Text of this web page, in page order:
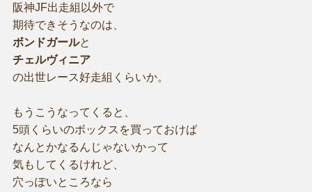
阪神JF出走組以外で
期待できそうなのは、
ボンドガールと
チェルヴィニア
の出世レース好走組くらいか。
もうこうなってくると、
5頭くらいのボックスを買っておけば
なんとかなるんじゃないかって
気もしてくるけれど、
穴っぽいところなら